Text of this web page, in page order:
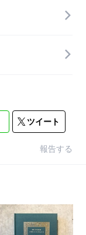
ツイート
報告する